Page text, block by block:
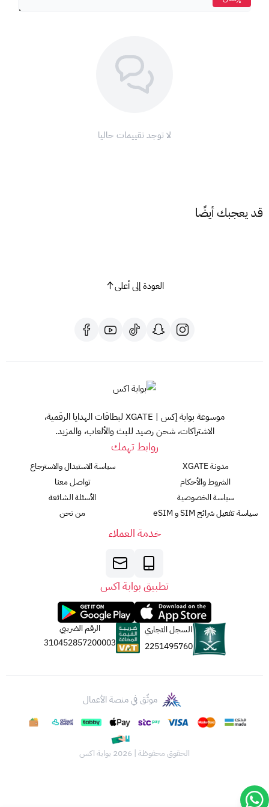
مع عروض زين للإنترنت، لاتصال دائم وتحديث مستمر. اشتري بطاقة
زين مسبقة الدفع اليوم واستمتع بخدمة الإنترنت غير المحدودة!
بخدمة العملاء على الرقم 959.لا توجد تقييمات حاليا
قد يعجبك أيضًا
العودة إلى أعلى
موسوعة بوابة إكس | XGATE لبطاقات الهدايا الرقمية،
الاشتراكات، شحن رصيد للبث والألعاب، والمزيد.
روابط تهمك
مدونة XGATE
الشروط والأحكام
سياسة الخصوصية
سياسة تفعيل شرائح SIM و eSIM
سياسة الاستبدال والاسترجاع
تواصل معنا
الأسئلة الشائعة
من نحن
خدمة العملاء
تطبيق بوابة اكس
السجل التجاري
2251495760
الرقم الضريبي
310452857200003
موثّق في منصة الأعمال
الحقوق محفوظة | 2026 بوابة اكس